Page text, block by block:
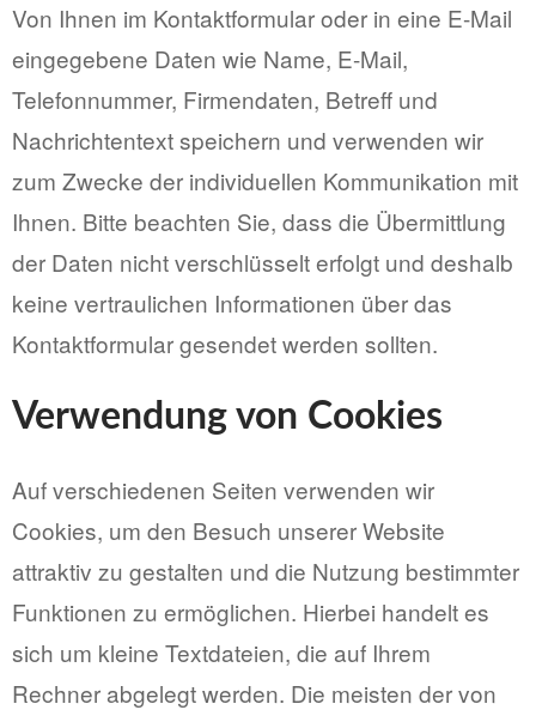
Von Ihnen im Kontaktformular oder in eine E-Mail
eingegebene Daten wie Name, E-Mail,
Telefonnummer, Firmendaten, Betreff und
Nachrichtentext speichern und verwenden wir
zum Zwecke der individuellen Kommunikation mit
Ihnen. Bitte beachten Sie, dass die Übermittlung
der Daten nicht verschlüsselt erfolgt und deshalb
keine vertraulichen Informationen über das
Kontaktformular gesendet werden sollten.
Verwendung von Cookies
Auf verschiedenen Seiten verwenden wir
Cookies, um den Besuch unserer Website
attraktiv zu gestalten und die Nutzung bestimmter
Funktionen zu ermöglichen. Hierbei handelt es
sich um kleine Textdateien, die auf Ihrem
Rechner abgelegt werden. Die meisten der von